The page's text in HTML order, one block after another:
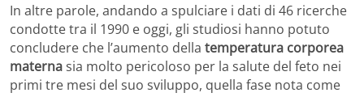
In altre parole, andando a spulciare i dati di 46 ricerche
condotte tra il 1990 e oggi, gli studiosi hanno potuto
concludere che l’aumento della temperatura corporea
maternasia molto pericoloso per la salute del feto nei
primi tre mesi del suo sviluppo, quella fase nota come